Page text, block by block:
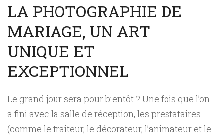
LA PHOTOGRAPHIE DE
MARIAGE, UN ART
UNIQUE ET
EXCEPTIONNEL
Le grand jour sera pour bientôt ? Une fois que l’on
a fini avec la salle de réception, les prestataires
(comme le traiteur, le décorateur, l’animateur et le